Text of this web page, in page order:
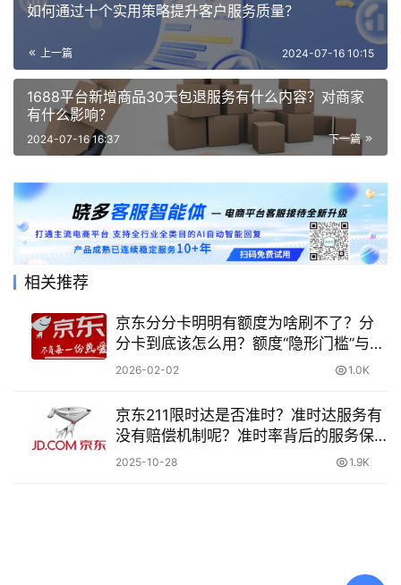
如何通过十个实用策略提升客户服务质量？
上一篇 2024-07-16 10:15
1688平台新增商品30天包退服务有什么内容？对商家
有什么影响？
下一篇
2024-07-16 16:37
相关推荐
京东分分卡明明有额度为啥刷不了？分
分卡到底该怎么用？额度“隐形门槛”与正
确开通方法全解析，避开90%用户的使
2026-02-02 1.0K
京东211限时达是否准时？准时达服务有
没有赔偿机制呢？准时率背后的服务保
障：阶梯式赔付标准详解，配送效率提
2025-10-28 1.9K